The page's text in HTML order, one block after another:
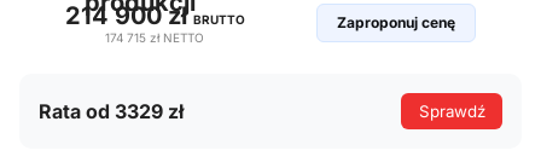
214 900 złBRUTTO
174 715 zł NETTO
Zaproponuj cenę
Rata od 3329 zł Sprawdź